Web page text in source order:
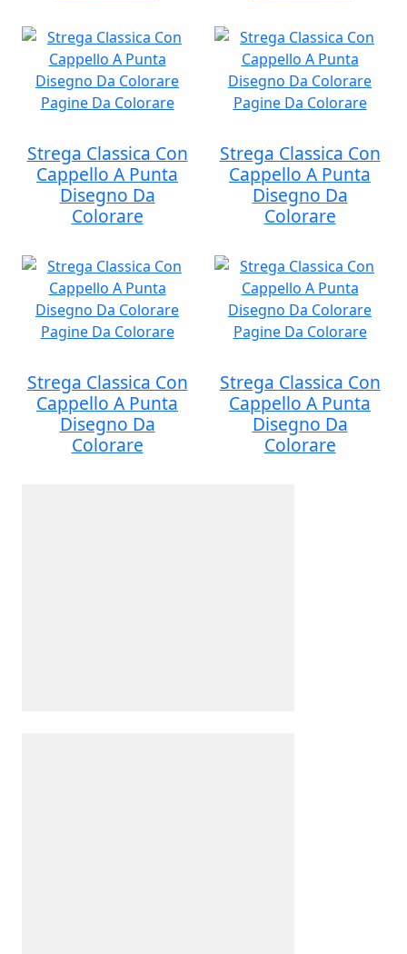
Strega Classica Con
Cappello A Punta
Disegno Da
Colorare
Strega Classica Con
Cappello A Punta
Disegno Da
Colorare
Strega Classica Con
Cappello A Punta
Disegno Da
Colorare
Strega Classica Con
Cappello A Punta
Disegno Da
Colorare